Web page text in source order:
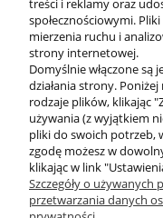
treści i reklamy oraz
społecznościowymi.
mierzenia ruchu i
strony internetowej.
Domyślnie włączone
działania strony.
rodzaje plików, klikając
używania (z wyjątkiem
pliki do swoich potrzeb,
zgodę możesz w
klikając w link
Szczegóły o używanych
przetwarzania danych